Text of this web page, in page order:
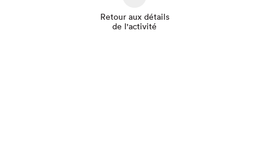
Retour aux détails
de l'activité